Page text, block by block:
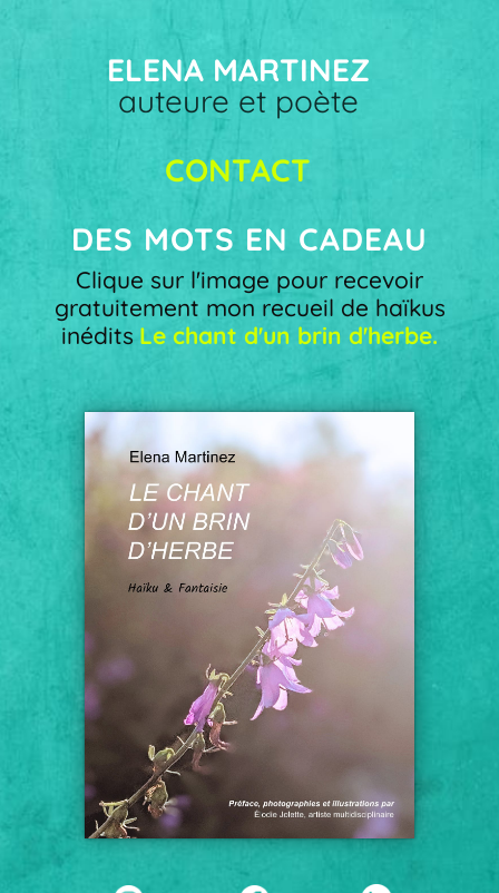
ELENA MARTINEZ
auteure et poète
CONTACT
DES MOTS EN CADEAU
Clique sur l'image pour recevoir
gratuitement mon recueil de haïkus
inédits Le chant d'un brin d'herbe.